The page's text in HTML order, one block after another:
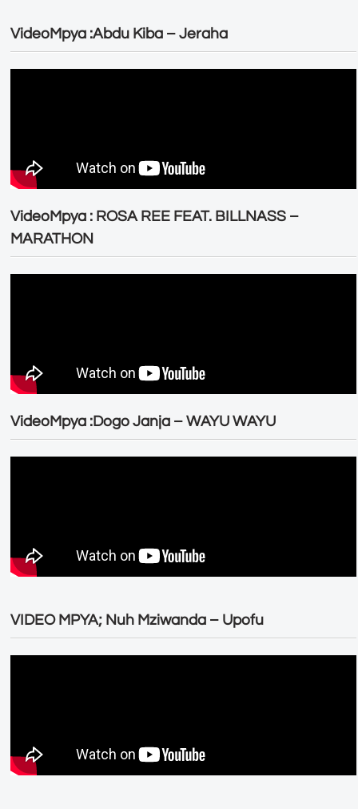
VideoMpya :Abdu Kiba – Jeraha
VideoMpya : ROSA REE FEAT. BILLNASS –
MARATHON
VideoMpya :Dogo Janja – WAYU WAYU
VIDEO MPYA; Nuh Mziwanda – Upofu